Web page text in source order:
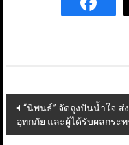
Post
navigation
“นิพนธ์” จัดถุงปันน้ำใจ ส่
อุทกภัย และผู้ได้รับผลกระ